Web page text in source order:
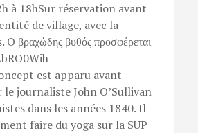
à 18hSur réservation avant
de village, avec la
βυθός προσφέρεται
est apparu avant
journaliste John O’Sullivan
dans les années 1840. Il
faire du yoga sur la SUP